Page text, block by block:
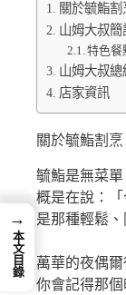
關於毓鮨割
山姆大叔
特色餐
山姆大叔總
店家資訊
關於毓鮨割烹
毓鮨是無菜
概是在說：
是那種輕鬆
萬華的夜偶
你會記得那
→
本文目錄